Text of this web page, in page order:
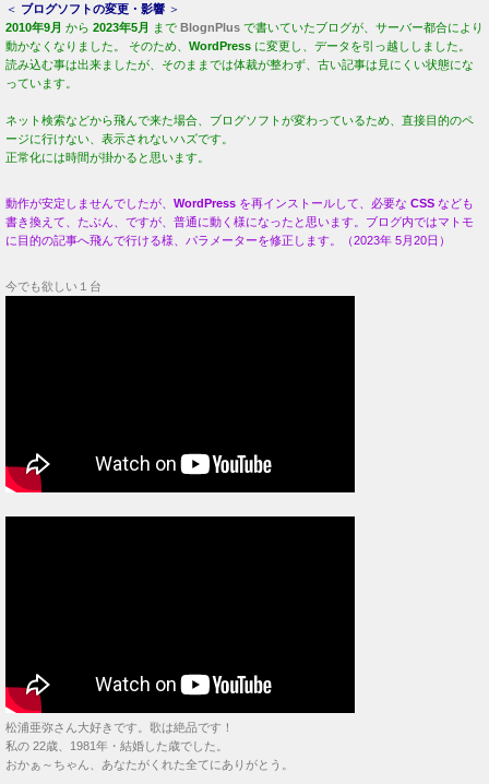
＜ ブログソフトの変更・影響 ＞
2010年9月 から 2023年5月 まで BlognPlus で書いていたブログが、サーバー都合により
動かなくなりました。 そのため、 WordPress に変更し、データを引っ越ししました。
読み込む事は出来ましたが、そのままでは体裁が整わず、古い記事は見にくい状態にな
っています。
ネット検索などから飛んで来た場合、ブログソフトが変わっているため、直接目的のペ
ージに行けない、表示されないハズです。
正常化には時間が掛かると思います。
動作が安定しませんでしたが、 WordPress を再インストールして、必要な CSS なども
書き換えて、たぶん、ですが、普通に動く様になったと思います。ブログ内ではマトモ
に目的の記事へ飛んで行ける様、パラメーターを修正します。（2023年 5月20日）
今でも欲しい１台
松浦亜弥さん大好きです。歌は絶品です！
私の 22歳、1981年・結婚した歳でした。
おかぁ～ちゃん、あなたがくれた全てにありがとう。